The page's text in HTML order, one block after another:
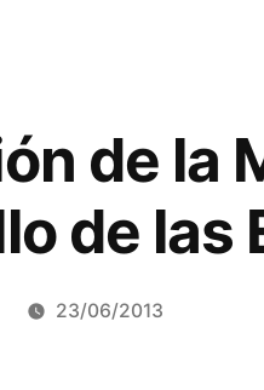
de la
de las
23/06/2013